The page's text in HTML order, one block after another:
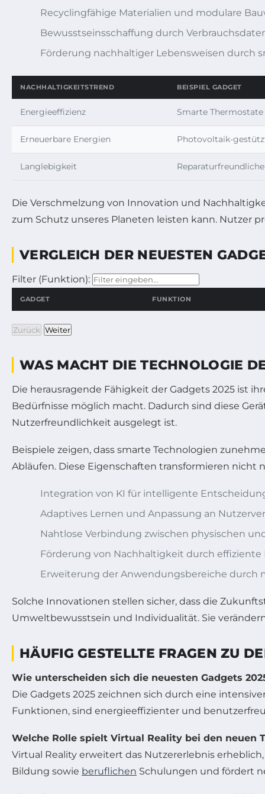
Recyclingfähige Materialien und modulare
Bewusstseinsschaffung durch
Förderung nachhaltiger Lebensweisen durch
NACHHALTIGKEITSTREND BEISPIEL GADGET
Energieeffizienz Smarte
Erneuerbare Energien Photovoltaik-
Langlebigkeit
Die Verschmelzung von Innovation und
zum Schutz unseres Planeten leisten kann. Nutzer
VERGLEICH DER NEUESTEN
Filter (Funktion):
GADGET FUNKTION
Zurück Weiter
WAS MACHT DIE TECHNOLOGIE
Die herausragende Fähigkeit der Gadgets 2025 ist
Bedürfnisse möglich macht. Dadurch sind diese
Nutzerfreundlichkeit ausgelegt ist.
Beispiele zeigen, dass smarte Technologien
Abläufen. Diese Eigenschaften transformieren nicht
Integration von KI für intelligente
Adaptives Lernen und Anpassung an
Nahtlose Verbindung zwischen physischen
Förderung von Nachhaltigkeit durch
Erweiterung der Anwendungsbereiche durch
Solche Innovationen stellen sicher, dass die
Umweltbewusstsein und Individualität. Sie
HÄUFIG GESTELLTE FRAGEN ZU
Wie unterscheiden sich die neuesten Gadgets
Die Gadgets 2025 zeichnen sich durch eine
Funktionen, sind energieeffizienter und
Welche Rolle spielt Virtual Reality bei den neuen
Virtual Reality erweitert das Nutzererlebnis
Bildung sowie beruflichen Schulungen und fördert